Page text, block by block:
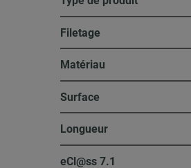
Filetage
Matériau
Surface
Longueur
eCl@ss 7.1